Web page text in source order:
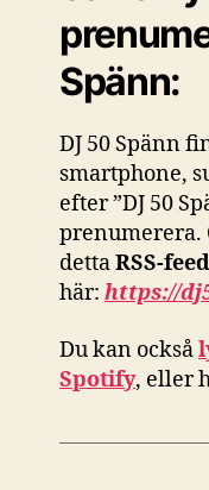
Spänn:
DJ 50 Spänn
smartphone,
efter ”DJ 50
prenumerera.
dettaRSS-
här: https://
Du kan också
Spotify, eller